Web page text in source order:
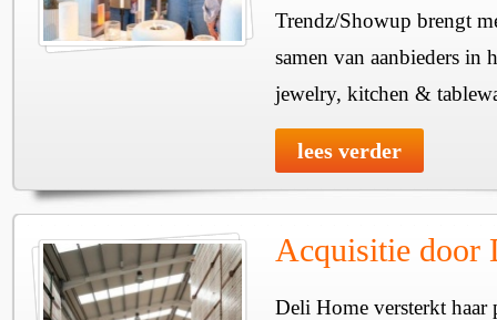
Trendz/Showup brengt
samen van aanbieders in
jewelry, kitchen &
lees verder
Acquisitie door
Deli Home versterkt haar